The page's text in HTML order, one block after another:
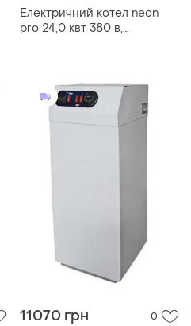
Електричний котел neon
pro 24,0 квт 380 в,
11070 грн 0